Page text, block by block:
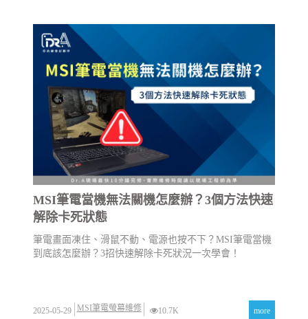
MSI筆電當機無法關機怎麼辦？3個方法快速
解除卡死狀態
筆電畫面凍住、滑鼠不動、電源也按不下？MSI筆電當機
到底該怎麼辦？3招快速解除卡死狀況一次學會！
2025-05-29 MSI筆電螢幕維修 10.7K more